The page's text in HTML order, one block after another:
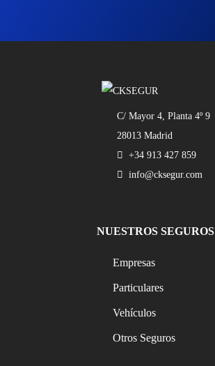
C/ Mayor 4, Planta 4º 9
28013 Madrid
+34 913 427 859
info@cksegur.com
NUESTROS SEGUROS
Empresas
Particulares
Vehículos
Otros Seguros